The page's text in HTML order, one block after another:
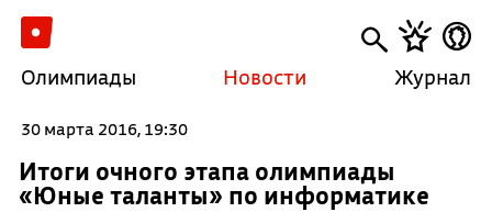
Олимпиады Новости Журнал
30 марта 2016, 19:30
Итоги очного этапа олимпиады
«Юные таланты» по информатике